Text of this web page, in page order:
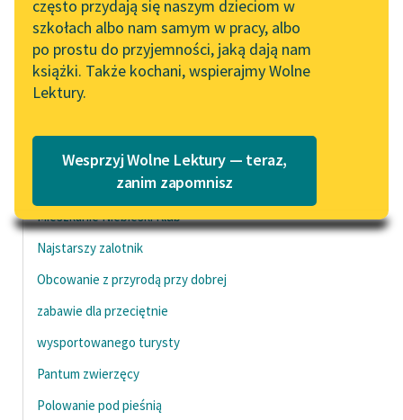
Chatterley” do słuchania
na Wolnych Lekturach
Nowy audiobook –
„Marzenie o Oriencie”
Lektury szkolne i klasyka
literatury do słuchania dla
niepełnosprawnościami
E-kolekcja lektur
szkolnych i literatury do
słuchania dla uczennic i
niepełnosprawnościami
Widget Wolnych Lektur
Przypisy
Katalog w formacie PDF
często przydają się naszym dzieciom w
szkołach albo nam samym w pracy, albo
po prostu do przyjemności, jaką dają nam
książki. Także kochani, wspierajmy Wolne
Lektury.
Wesprzyj Wolne Lektury — teraz,
zanim zapomnisz
chmurą
Zapewne
Wyśmienita, śpiewana gra do rana
To regain strength, energy or
Mieszkanie Niebieski Klub
Najstarszy zalotnik
Obcowanie z przyrodą przy dobrej
zabawie dla przeciętnie
wysportowanego turysty
Pantum zwierzęcy
Polowanie pod pieśnią